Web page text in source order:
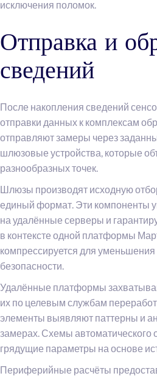
исключения поломок.
Отправка и
сведений
После накопления сведений
отправки данных к комплексам
отправляют замеры через
шлюзовые устройства, которые
разнообразных точек.
Шлюзы производят исходную
единый формат. Эти компоненты
на удалённые серверы и
в контексте одной платформы
компрессируется для
безопасности.
Удалённые платформы
их по целевым службам
элементы выявляют паттерны и
замерах. Схемы автоматического
грядущие параметры на основе
Периферийные расчёты